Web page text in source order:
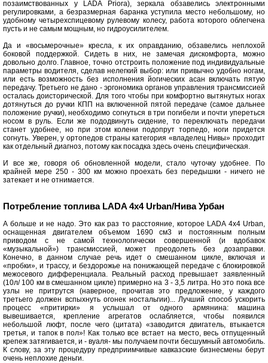
позаимствованных у LADA Priora), зеркала обзавелись электронными
регулировками, а безразмерная баранка уступила место небольшому, но
удобному четырехспицевому рулевому колесу, работа которого облегчена
пусть и не самым мощным, но гидроусилителем.
Да и «восьмерочные» кресла, к их оправданию, обзавелись неплохой
боковой поддержкой. Сидеть в них, не замечая дискомфорта, можно
довольно долго. Главное, точно отстроить положение под индивидуальные
параметры водителя, сделав нелегкий выбор: или привычно удобно ногам,
или есть возможность без исполнения йогических асан включать пятую
передачу. Третьего не дано - эргономика органов управления трансмиссией
осталась доисторической. Для того чтобы при комфортно вытянутых ногах
дотянуться до ручки КПП на включенной пятой передаче (самое дальнее
положение ручки), необходимо согнуться в три погибели и почти упереться
носом в руль. Если же пододвинуть сидение, то переключать передачи
станет удобнее, но при этом колени подопрут торпедо, ноги придется
согнуть. Уверен, у ортопедов страны категория «владелец Нивы» проходит
как отдельный диагноз, потому как посадка здесь очень специфическая.
И все же, говоря об обновленной модели, стало чуточку удобнее. По
крайней мере 250 - 300 км можно проехать без передышки - ничего не
затекает и не отнимается.
Потребление топлива LADA 4x4 Urban/Нива Урбан
А больше и не надо. Это как раз то расстояние, которое LADA 4x4 Urban,
оснащенная двигателем объемом 1690 см3 и постоянным полным
приводом с не самой технологически совершенной (и вдобавок
«музыкальной») трансмиссией, может преодолеть без дозаправки.
Конечно, в данном случае речь идет о смешанном цикле, включая и
«пробки», и трассу, и бездорожье на понижающей передаче с блокировкой
межосевого дифференциала. Реальный расход превышает заявленный
(10л/ 100 км в смешанном цикле) примерно на 3 - 3,5 литра. Но это пока все
узлы не притрутся (наверное, прочитав это предложение, у каждого
третьего должен вспыхнуть огонек ностальгии)... Лучший способ ускорить
процесс «притирки» я услышал от одного армянина: машина
вывешивается, крепление агрегатов ослабляется, чтобы появился
небольшой люфт, после чего (цитата) «заводится двигатель, втыкается
третья, и тапок в пол»! Как только все встает на место, весь отпущенный
крепеж затягивается, и - вуаля- мы получаем почти бесшумный автомобиль.
К слову, за эту процедуру предприимчивые кавказские бизнесмены берут
очень неплохие деньги.